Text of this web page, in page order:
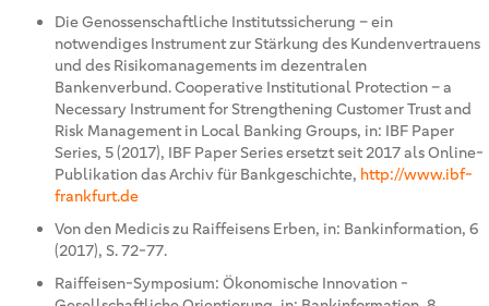
Die Genossenschaftliche Institutssicherung – ein
notwendiges Instrument zur Stärkung des Kundenvertrauens
und des Risikomanagements im dezentralen
Bankenverbund. Cooperative Institutional Protection – a
Necessary Instrument for Strengthening Customer Trust and
Risk Management in Local Banking Groups, in: IBF Paper
Series, 5 (2017), IBF Paper Series ersetzt seit 2017 als Online-
Publikation das Archiv für Bankgeschichte, http://www.ibf-
frankfurt.de
Von den Medicis zu Raiffeisens Erben, in: Bankinformation, 6
(2017), S. 72-77.
Raiffeisen-Symposium: Ökonomische Innovation -